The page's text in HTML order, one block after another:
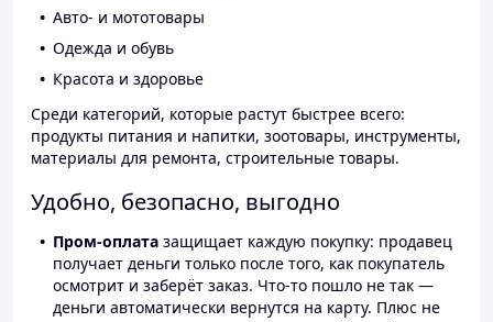
Авто- и мототовары
Одежда и обувь
Красота и здоровье
Среди категорий, которые растут быстрее всего:
продукты питания и напитки, зоотовары, инструменты,
материалы для ремонта, строительные товары.
Удобно, безопасно, выгодно
Пром-оплата защищает каждую покупку: продавец
получает деньги только после того, как покупатель
осмотрит и заберёт заказ. Что-то пошло не так —
деньги автоматически вернутся на карту. Плюс не